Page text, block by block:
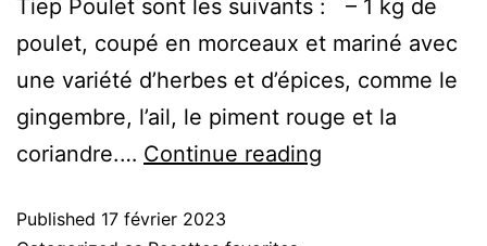
Tiep Poulet sont les suivants : – 1 kg de
poulet, coupé en morceaux et mariné avec
une variété d’herbes et d’épices, comme le
gingembre, l’ail, le piment rouge et la
coriandre.… Continue reading
Published 17 février 2023